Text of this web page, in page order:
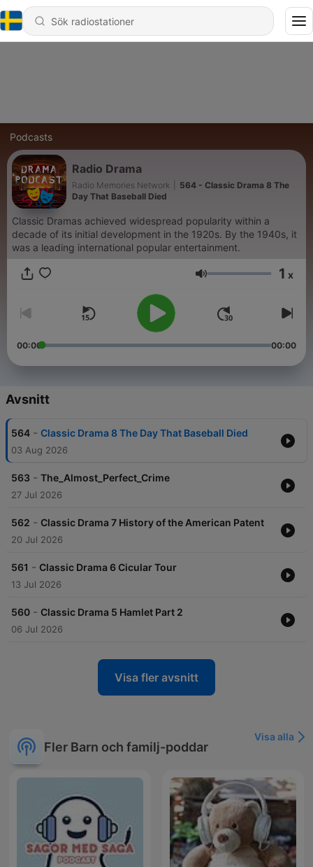
Podcasts
Radio Drama
Radio Memories Network
564 - Classic Drama 8 The
Day That Baseball Died
Classic Dramas achieved widespread popularity within a
decade of its initial development in the 1920s. By the 1940s, it
was a leading international popular entertainment.
Volym 1 x
00:00 00:00
Avsnitt
564 - Classic Drama 8 The Day That Baseball Died
03 Aug 2026
563 - The_Almost_Perfect_Crime
27 Jul 2026
562 - Classic Drama 7 History of the American Patent
20 Jul 2026
561 - Classic Drama 6 Cicular Tour
13 Jul 2026
560 - Classic Drama 5 Hamlet Part 2
06 Jul 2026
Visa fler avsnitt
Fler Barn och familj-poddar
Visa alla